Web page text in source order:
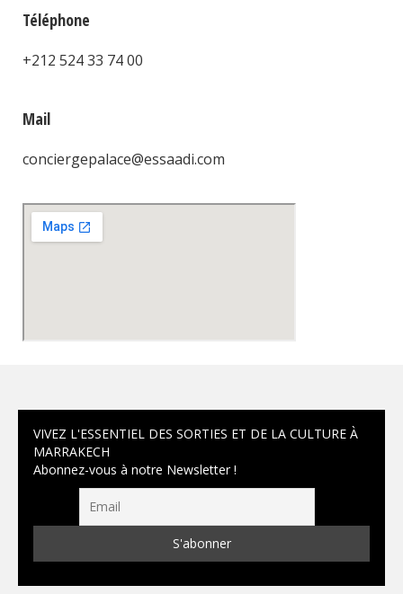
VIVEZ L'ESSENTIEL DES SORTIES ET DE LA CULTURE À
MARRAKECH
Abonnez-vous à notre Newsletter !
Téléphone
+212 524 33 74 00
Mail
conciergepalace@essaadi.com